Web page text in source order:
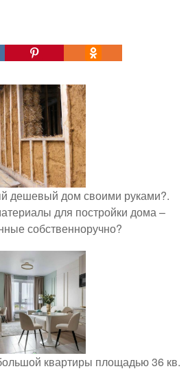
дешевый дом своими руками?.
для постройки дома –
собственноручно?
квартиры площадью 36 кв.